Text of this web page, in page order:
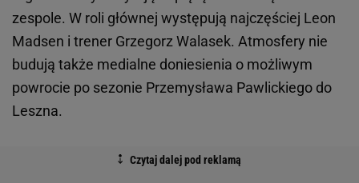
zespole. W roli głównej występują najczęściej Leon
Madsen i trener Grzegorz Walasek. Atmosfery nie
budują także medialne doniesienia o możliwym
powrocie po sezonie Przemysława Pawlickiego do
Leszna.